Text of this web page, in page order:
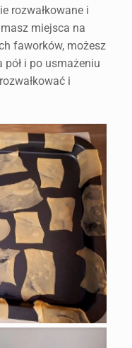
rozwałkowane i
miejsca na
faworków, możesz
i po usmażeniu
i